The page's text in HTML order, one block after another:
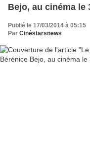
Bejo, au cinéma le
Publié le 17/03/2014 à 05:15
Par Cinéstarsnews